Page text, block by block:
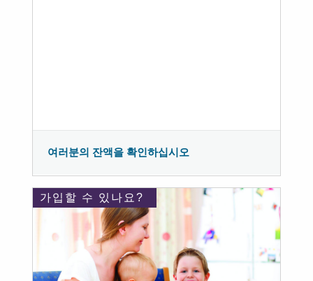
여러분의 잔액을 확인하십시오
가입할 수 있나요?